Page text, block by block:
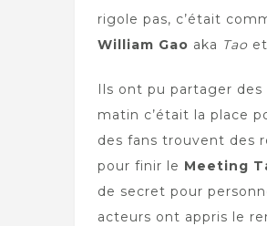
rigole pas, c’était
William Gao aka Tao et
Ils ont pu partager
matin c’était la place
des fans trouvent des
pour finir le Meeting
de secret pour
acteurs ont appris le